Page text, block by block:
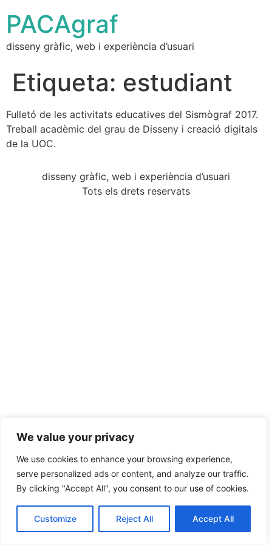
We value your privacy
We use cookies to enhance your browsing experience,
serve personalized ads or content, and analyze our traffic.
By clicking "Accept All", you consent to our use of cookies.
Customize Reject All Accept All
PACAgraf
disseny gràfic, web i experiència d’usuari
Etiqueta: estudiant
Fulletó de les activitats educatives del Sismògraf 2017.
Treball acadèmic del grau de Disseny i creació digitals
de la UOC.
disseny gràfic, web i experiència d’usuari
Tots els drets reservats